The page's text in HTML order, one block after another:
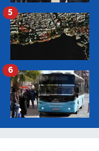
5
6